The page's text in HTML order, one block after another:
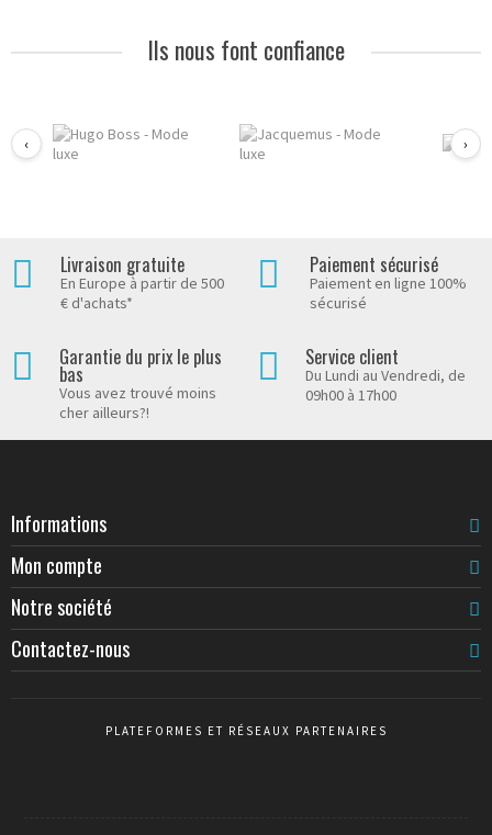
Ils nous font confiance
‹ ›
Livraison gratuite
En Europe à partir de 500
€ d'achats*
Paiement sécurisé
Paiement en ligne 100%
sécurisé
Garantie du prix le plus
bas
Vous avez trouvé moins
cher ailleurs?!
Service client
Du Lundi au Vendredi, de
09h00 à 17h00
Informations
Mon compte
Notre société
Contactez-nous
PLATEFORMES ET RÉSEAUX PARTENAIRES